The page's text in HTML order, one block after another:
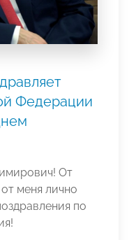
Федерации
От
меня лично
по